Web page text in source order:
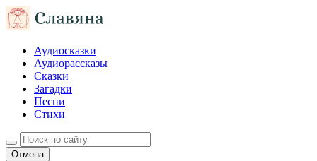
Аудиосказки
Аудиорассказы
Сказки
Загадки
Песни
Стихи
Отмена